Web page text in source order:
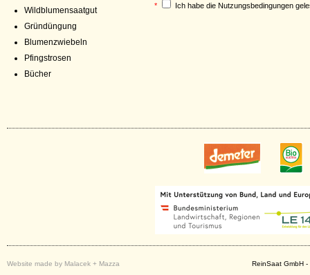
Wildblumensaatgut
Gründüngung
Blumenzwiebeln
Pfingstrosen
Bücher
* Ich habe die Nutzungsbedingungen
Website made by Malacek + Mazza ReinSaat GmbH